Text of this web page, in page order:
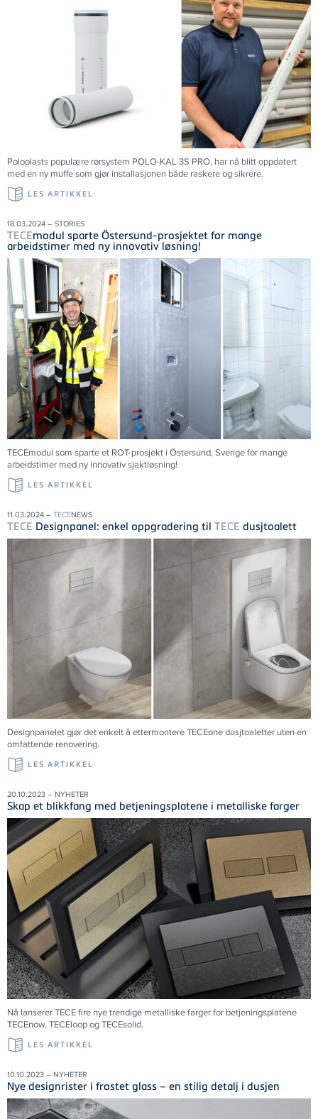
Poloplasts populære rørsystem POLO-KAL 3S PRO, har nå blitt oppdatert
med en ny muffe som gjør installasjonen både raskere og sikrere.
LES ARTIKKEL
18.03.2024 – STORIES
TECEmodul sparte Östersund-prosjektet for mange
arbeidstimer med ny innovativ løsning!
TECEmodul som sparte et ROT-prosjekt i Östersund, Sverige for mange
arbeidstimer med ny innovativ sjaktløsning!
LES ARTIKKEL
11.03.2024 – TECENEWS
TECE Designpanel: enkel oppgradering til TECE dusjtoalett
Designpanelet gjør det enkelt å ettermontere TECEone dusjtoaletter uten en
omfattende renovering.
LES ARTIKKEL
20.10.2023 – NYHETER
Skap et blikkfang med betjeningsplatene i metalliske farger
Nå lanserer TECE fire nye trendige metalliske farger for betjeningsplatene
TECEnow, TECEloop og TECEsolid.
LES ARTIKKEL
10.10.2023 – NYHETER
Nye designrister i frostet glass – en stilig detalj i dusjen